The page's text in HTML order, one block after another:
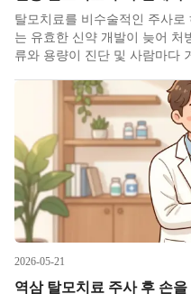
탈모치료를 비수술적인 주사
는 유효한 신약 개발이 늦어 처
류와 용량이 진단 및 사람마다
않아져서 혈압약 혈당약처럼
2026-05-21
역삼 탈모치료 주사 후 손